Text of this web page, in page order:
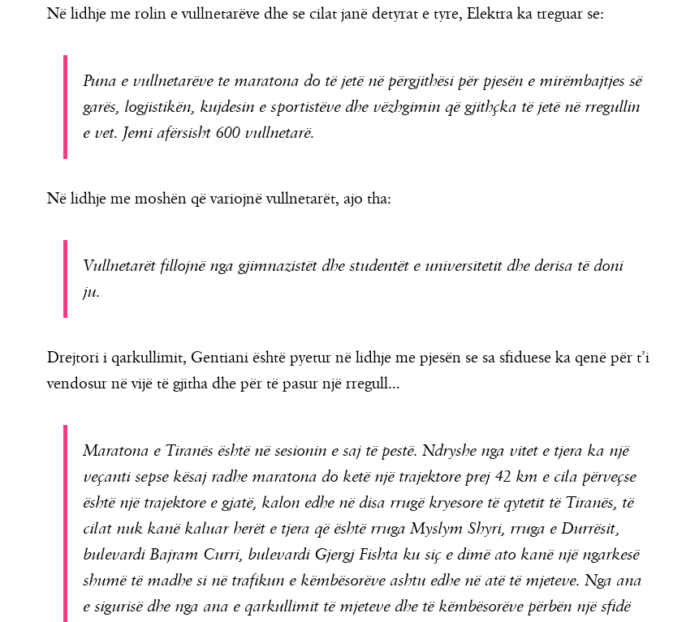
Në lidhje me rolin e vullnetarëve dhe se cilat janë detyrat e tyre, Elektra ka treguar se:
Puna e vullnetarëve te maratona do të jetë në përgjithësi për pjesën e mirëmbajtjes së
garës, logjistikën, kujdesin e sportistëve dhe vëzhgimin që gjithçka të jetë në rregullin
e vet. Jemi afërsisht 600 vullnetarë.
Në lidhje me moshën që variojnë vullnetarët, ajo tha:
Vullnetarët fillojnë nga gjimnazistët dhe studentët e universitetit dhe derisa të doni
ju.
Drejtori i qarkullimit, Gentiani është pyetur në lidhje me pjesën se sa sfiduese ka qenë për t’i
vendosur në vijë të gjitha dhe për të pasur një rregull…
Maratona e Tiranës është në sesionin e saj të pestë. Ndryshe nga vitet e tjera ka një
veçanti sepse kësaj radhe maratona do ketë një trajektore prej 42 km e cila përveçse
është një trajektore e gjatë, kalon edhe në disa rrugë kryesore të qytetit të Tiranës, të
cilat nuk kanë kaluar herët e tjera që është rruga Myslym Shyri, rruga e Durrësit,
bulevardi Bajram Curri, bulevardi Gjergj Fishta ku siç e dimë ato kanë një ngarkesë
shumë të madhe si në trafikun e këmbësorëve ashtu edhe në atë të mjeteve. Nga ana
e sigurisë dhe nga ana e qarkullimit të mjeteve dhe të këmbësorëve përbën një sfidë